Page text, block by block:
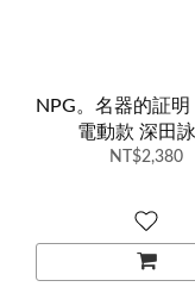
NPG。名器的証
電動款 深田
NT$2,380